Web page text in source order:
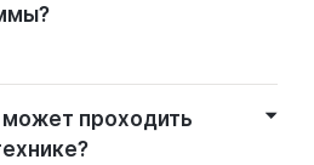
проходить